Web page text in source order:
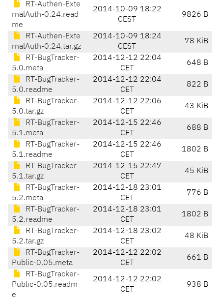
RT-Authen-Exte
rnalAuth-0.24.read
me
2014-10-09 18:22
CEST
9826 B
RT-Authen-Exte
rnalAuth-0.24.tar.gz
2014-10-09 18:24
CEST
78 KiB
RT-BugTracker-
5.0.meta
2014-12-12 22:04
CET
648 B
RT-BugTracker-
5.0.readme
2014-12-12 22:04
CET
822 B
RT-BugTracker-
5.0.tar.gz
2014-12-12 22:06
CET
43 KiB
RT-BugTracker-
5.1.meta
2014-12-15 22:46
CET
688 B
RT-BugTracker-
5.1.readme
2014-12-15 22:46
CET
1802 B
RT-BugTracker-
5.1.tar.gz
2014-12-15 22:47
CET
45 KiB
RT-BugTracker-
5.2.meta
2014-12-18 23:01
CET
776 B
RT-BugTracker-
5.2.readme
2014-12-18 23:01
CET
1802 B
RT-BugTracker-
5.2.tar.gz
2014-12-18 23:02
CET
48 KiB
RT-BugTracker-
Public-0.05.meta
2014-12-12 22:02
CET
661 B
RT-BugTracker-
Public-0.05.readm
e
2014-12-12 22:02
CET
938 B